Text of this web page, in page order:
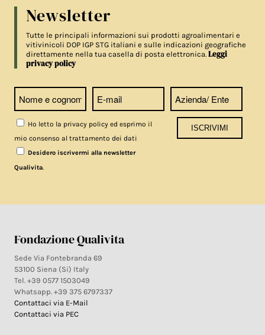
Newsletter
Tutte le principali informazioni sui prodotti agroalimentari e
vitivinicoli DOP IGP STG italiani e sulle indicazioni geografiche
direttamente nella tua casella di posta elettronica.Leggi
privacy policy
Ho letto la privacy policy ed esprimo il
mio consenso al trattamento dei dati
Desidero iscrivermi alla newsletter
Qualivita
Fondazione Qualivita
Sede Via Fontebranda 69
53100 Siena (Si) Italy
Tel. +39 0577 1503049
Whatsapp. +39 375 6797337
Contattaci via E-Mail
Contattaci via PEC